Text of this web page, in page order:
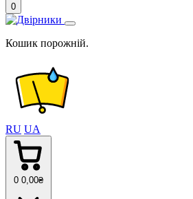
0
Кошик порожній.
RU UA
0 0 ,00₴